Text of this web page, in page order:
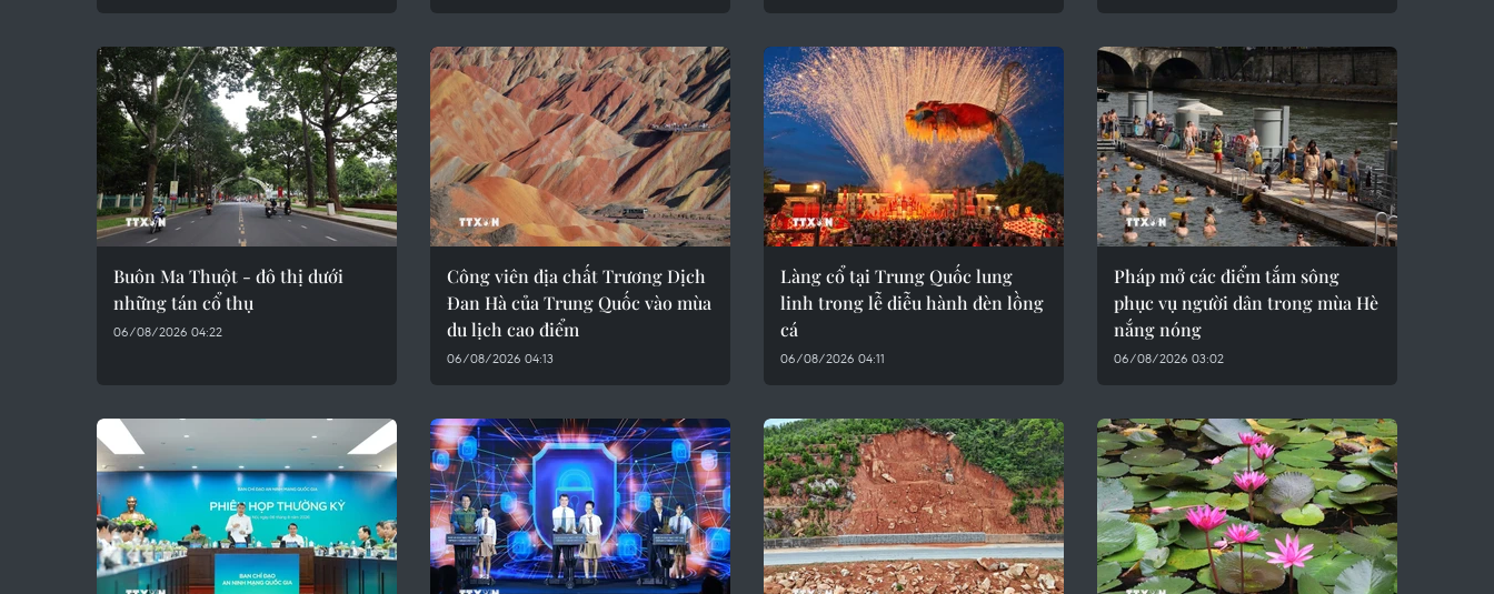
Buôn Ma Thuột - đô thị dưới
những tán cổ thụ
06/08/2026 04:22
Công viên địa chất Trương Dịch
Đan Hà của Trung Quốc vào mùa
du lịch cao điểm
06/08/2026 04:13
Làng cổ tại Trung Quốc lung
linh trong lễ diễu hành đèn lồng
cá
06/08/2026 04:11
Pháp mở các điểm tắm sông
phục vụ người dân trong mùa Hè
nắng nóng
06/08/2026 03:02